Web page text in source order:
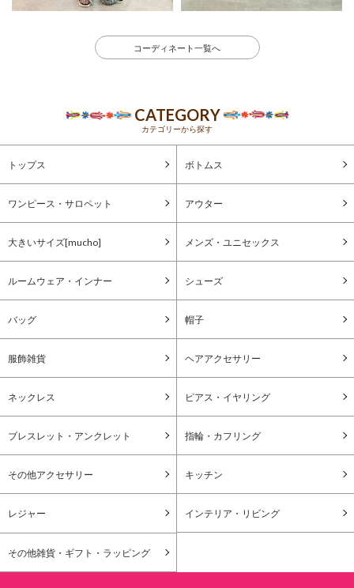
コーディネート一覧へ
CATEGORY
カテゴリーから探す
トップス ボトムス
ワンピース・サロペット アウター
大きいサイズ[mucho] メンズ・ユニセックス
ルームウェア・インナー シューズ
バッグ 帽子
服飾雑貨 ヘアアクセサリー
ネックレス ピアス・イヤリング
ブレスレット・アンクレット 指輪・カフリング
その他アクセサリー キッチン
レジャー インテリア・リビング
その他雑貨・ギフト・ラッピング